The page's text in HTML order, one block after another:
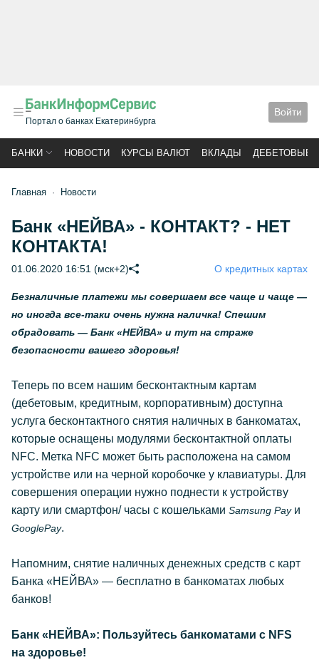
Портал о банках Екатеринбурга
Войти
БАНКИ НОВОСТИ КУРСЫ ВАЛЮТ ВКЛАДЫ ДЕБЕТОВЫЕ
Главная Новости
Банк «НЕЙВА» - КОНТАКТ? - НЕТ
КОНТАКТА!
01.06.2020 16:51 (мск+2) О кредитных картах
Безналичные платежи мы совершаем все чаще и чаще —
но иногда все-таки очень нужна наличка! Спешим
обрадовать — Банк «НЕЙВА» и тут на страже
безопасности вашего здоровья!
Теперь по всем нашим бесконтактным картам
(дебетовым, кредитным, корпоративным) доступна
услуга бесконтактного снятия наличных в банкоматах,
которые оснащены модулями бесконтактной оплаты
NFC. Метка NFC может быть расположена на самом
устройстве или на черной коробочке у клавиатуры. Для
совершения операции нужно поднести к устройству
карту или смартфон/ часы с кошельками Samsung Payи
GooglePay.
Напомним, снятие наличных денежных средств с карт
Банка «НЕЙВА» — бесплатно в банкоматах любых
банков!
Банк «НЕЙВА»: Пользуйтесь банкоматами с NFS
на здоровье!